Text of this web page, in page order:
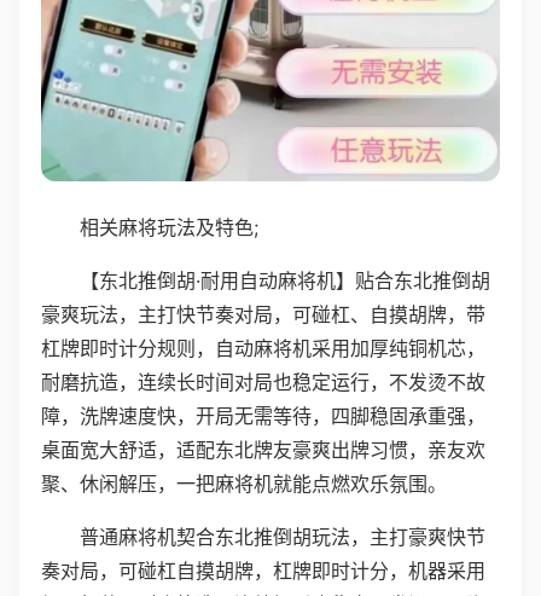
相关麻将玩法及特色;
【东北推倒胡·耐用自动麻将机】贴合东北推倒胡
豪爽玩法，主打快节奏对局，可碰杠、自摸胡牌，带
杠牌即时计分规则，自动麻将机采用加厚纯铜机芯，
耐磨抗造，连续长时间对局也稳定运行，不发烫不故
障，洗牌速度快，开局无需等待，四脚稳固承重强，
桌面宽大舒适，适配东北牌友豪爽出牌习惯，亲友欢
聚、休闲解压，一把麻将机就能点燃欢乐氛围。
普通麻将机契合东北推倒胡玩法，主打豪爽快节
奏对局，可碰杠自摸胡牌，杠牌即时计分，机器采用